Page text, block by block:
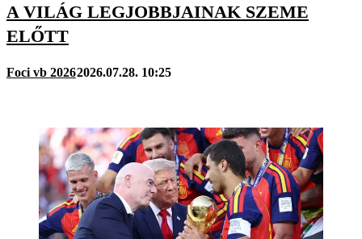
A VILÁG LEGJOBBJAINAK SZEME
ELŐTT
Foci vb 20262026.07.28. 10:25